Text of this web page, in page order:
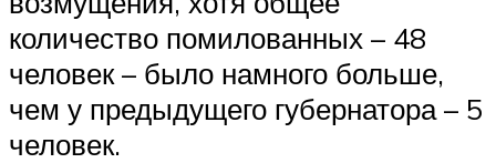
количество помилованных – 48
человек – было намного больше,
чем у предыдущего губернатора – 5
человек.